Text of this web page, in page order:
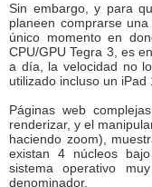
Sin embargo, y para
planeen comprarse
único momento en
CPU/GPU Tegra 3, es
a día, la velocidad no
utilizado incluso un iPad
Páginas web
renderizar, y el
haciendo zoom),
existan 4 núcleos
sistema operativo
denominador.